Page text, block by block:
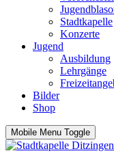
Stadtkapelle
Konzerte
Jugend
Ausbildung
Lehrgänge
Bilder
Shop
Mobile Menu Toggle